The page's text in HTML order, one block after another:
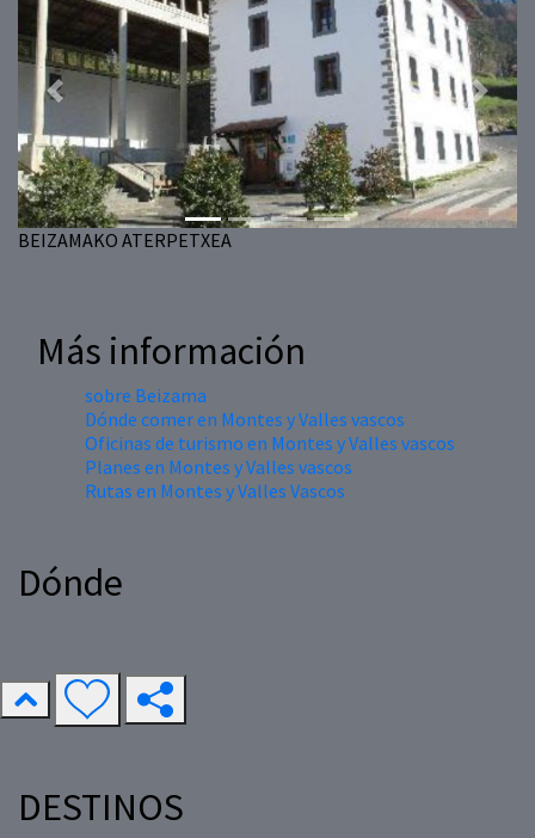
BEIZAMAKO ATERPETXEA
Previous Next
Más información
sobre Beizama
Dónde comer en Montes y Valles vascos
Oficinas de turismo en Montes y Valles vascos
Planes en Montes y Valles vascos
Rutas en Montes y Valles Vascos
Dónde
DESTINOS